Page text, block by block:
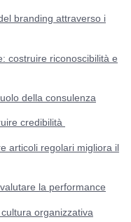
branding attraverso i
costruire riconoscibilità e
della consulenza
credibilità
articoli regolari migliora il
la performance
organizzativa